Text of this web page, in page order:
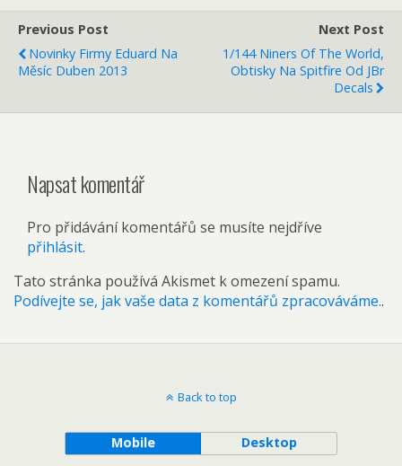
Previous Post
Novinky Firmy Eduard Na
Měsíc Duben 2013
Next Post
1/144 Niners Of The World,
Obtisky Na Spitfire Od JBr
Decals
Napsat komentář
Pro přidávání komentářů se musíte nejdříve
přihlásit.
Tato stránka používá Akismet k omezení spamu.
Podívejte se, jak vaše data z komentářů zpracováváme..
Back to top
Mobile Desktop